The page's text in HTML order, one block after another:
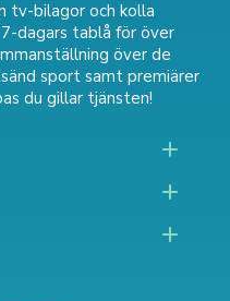
tv-bilagor och kolla
dagars tablå för över
över de
sport samt premiärer
du gillar tjänsten!